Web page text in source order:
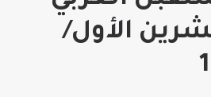
56 تشرين الأول/